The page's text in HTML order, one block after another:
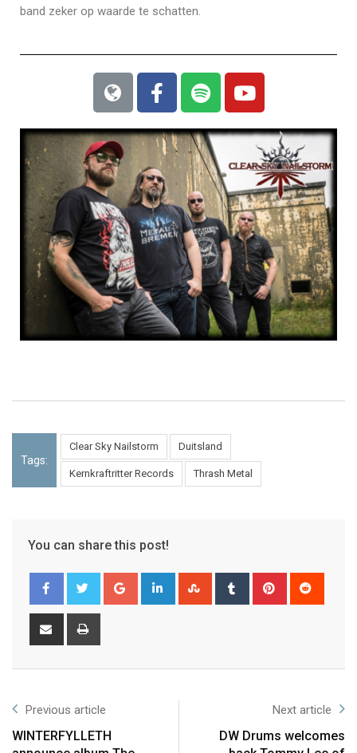
band zeker op waarde te schatten.
Tags:
Clear Sky Nailstorm Duitsland
Kernkraftritter Records Thrash Metal
You can share this post!
Previous article
WINTERFYLLETH
Next article
DW Drums welcomes